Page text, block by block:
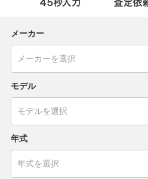
メーカー
モデル
年式